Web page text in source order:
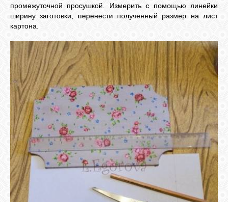
промежуточной просушкой. Измерить с помощью линейки
ширину заготовки, перенести полученный размер на лист
картона.